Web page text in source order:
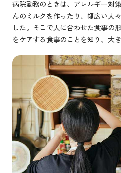
病院勤務のときは、アレルギー対
んのミルクを作ったり、幅広い人
した。そこで人に合わせた食事の
をケアする食事のことを知り、大